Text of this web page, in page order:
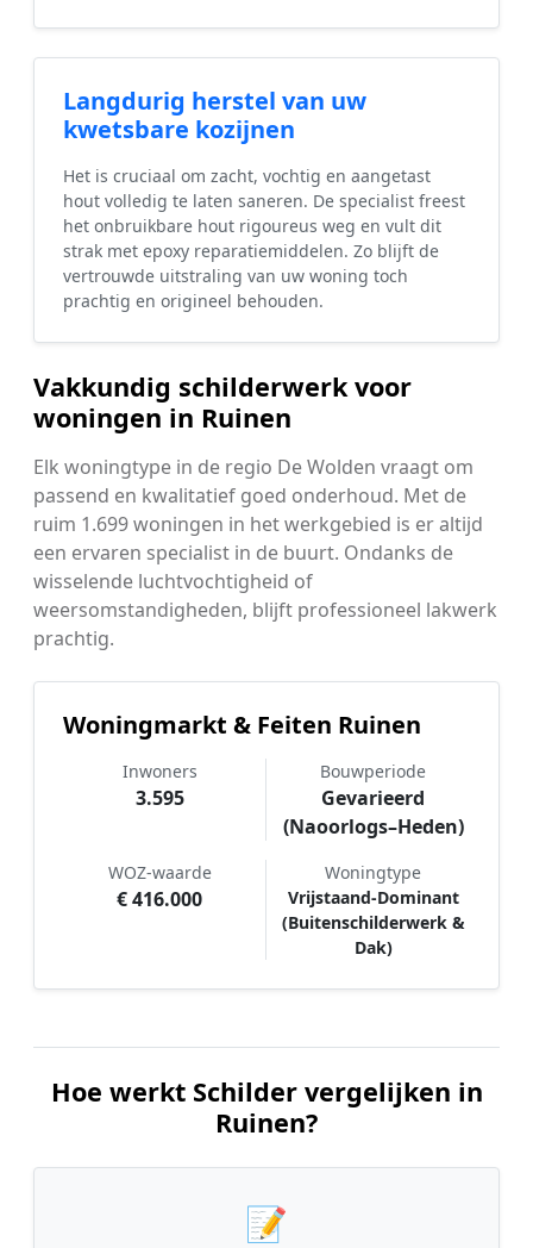
Langdurig herstel van uw
kwetsbare kozijnen
Het is cruciaal om zacht, vochtig en aangetast
hout volledig te laten saneren. De specialist freest
het onbruikbare hout rigoureus weg en vult dit
strak met epoxy reparatiemiddelen. Zo blijft de
vertrouwde uitstraling van uw woning toch
prachtig en origineel behouden.
Vakkundig schilderwerk voor
woningen in Ruinen
Elk woningtype in de regio De Wolden vraagt om
passend en kwalitatief goed onderhoud. Met de
ruim 1.699 woningen in het werkgebied is er altijd
een ervaren specialist in de buurt. Ondanks de
wisselende luchtvochtigheid of
weersomstandigheden, blijft professioneel lakwerk
prachtig.
Woningmarkt & Feiten Ruinen
Inwoners
3.595
Bouwperiode
Gevarieerd
(Naoorlogs–Heden)
WOZ-waarde
€ 416.000
Woningtype
Vrijstaand-Dominant
(Buitenschilderwerk &
Dak)
Hoe werkt Schilder vergelijken in
Ruinen?
📝